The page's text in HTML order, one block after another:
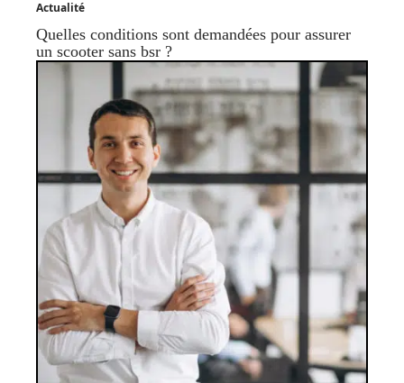
Actualité
Quelles conditions sont demandées pour assurer
un scooter sans bsr ?